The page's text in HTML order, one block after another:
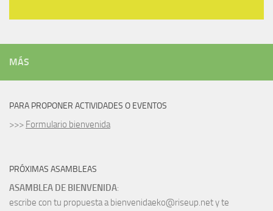
MÁS
PARA PROPONER ACTIVIDADES O EVENTOS
>>> Formulario bienvenida
PRÓXIMAS ASAMBLEAS
ASAMBLEA DE BIENVENIDA:
escribe con tu propuesta a bienvenidaeko@riseup.net y te